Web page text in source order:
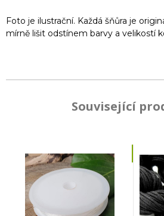
Foto je ilustrační. Každá šňůra je
mírně lišit odstínem barvy a velikostí
Související